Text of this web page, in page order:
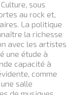
sous
au rock et,
La politique
la richesse
avec les artistes
une étude à
capacité à
comme
salle